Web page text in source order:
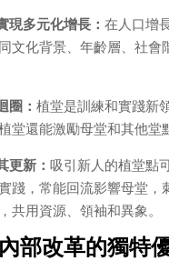
現多元化增長：在人口增
文化背景、年齡層、社
圈：植堂是訓練和實踐新
堂還能激勵母堂和其他堂
更新：吸引新人的植堂點
踐，常能回流影響母堂
共用資源、領袖和異象。
部改革的獨特